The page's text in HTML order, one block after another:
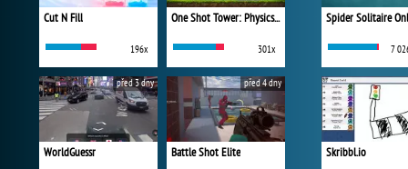
Cut N Fill
196x
One Shot Tower: Physics Destroyer
301x
WorldGuessr
před 3 dny
Battle Shot Elite
před 4 dny
Spider Solitaire
7
Skribbl.io